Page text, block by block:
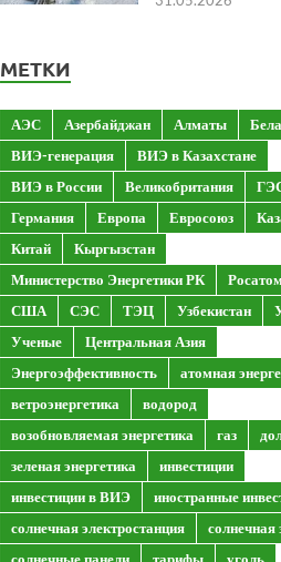
МЕТКИ
АЭС Азербайджан Алматы
ВИЭ-генерация
ВИЭ в Казахстане
ВИЭ в России
Великобритания
Германия
Европа Евросоюз
Китай
Кыргызстан
Министерство Энергетики РК
США
СЭС ТЭЦ Узбекистан
Ученые
Центральная Азия
Энергоэффективность
атомная
ветроэнергетика
водород
возобновляемая энергетика
газ
зеленая энергетика
инвестиции
инвестиции в ВИЭ
иностранные
солнечная электростанция
солнечная
солнечные панели
тарифы уголь